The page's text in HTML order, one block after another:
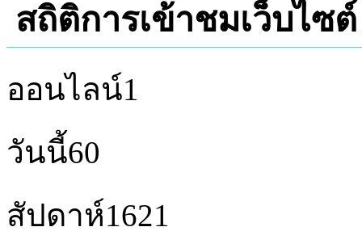
สถิติการเข้าชมเว็บไซต์
ออนไลน์1
วันนี้60
สัปดาห์1621